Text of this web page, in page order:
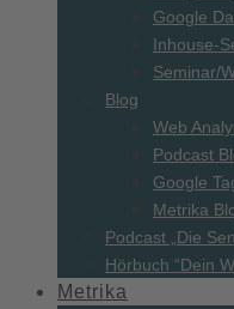
Google
Inhouse-
Seminar/
Blog
Web
Podcast
Google
Metrika
Podcast „Die
Hörbuch “Dein
Metrika